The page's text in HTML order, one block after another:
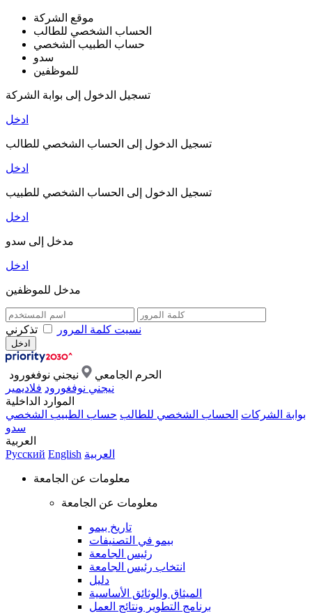
موقع الشركة
الحساب الشخصي للطالب
حساب الطبيب الشخصي
سدو
للموظفين
تسجيل الدخول إلى بوابة الشركة
ادخل
تسجيل الدخول إلى الحساب الشخصي للطالب
ادخل
تسجيل الدخول إلى الحساب الشخصي للطبيب
ادخل
مدخل إلى سدو
ادخل
مدخل للموظفين
نسيت كلمة المرور تذكرني
الحرم الجامعي
نيجني نوفغورود
نيجني نوفغورود فلاديمير
الموارد الداخلية
بوابة الشركات الحساب الشخصي للطالب حساب الطبيب الشخصي
سدو
العربية
Русский English العربية
معلومات عن الجامعة
معلومات عن الجامعة
تاريخ بيمو
بيمو في التصنيفات
رئيس الجامعة
انتخاب رئيس الجامعة
دليل
الميثاق والوثائق الأساسية
برنامج التطوير ونتائج العمل